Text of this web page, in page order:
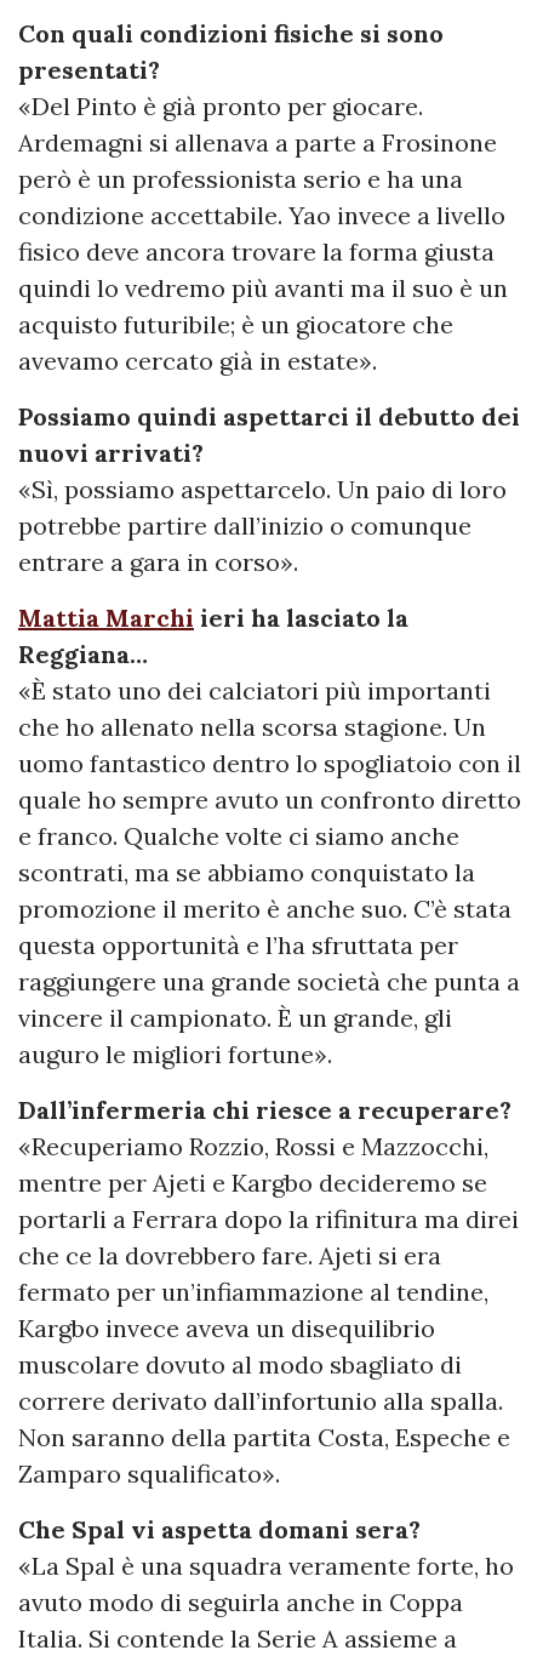
Con quali condizioni fisiche si sono
presentati?
«Del Pinto è già pronto per giocare.
Ardemagni si allenava a parte a Frosinone
però è un professionista serio e ha una
condizione accettabile. Yao invece a livello
fisico deve ancora trovare la forma giusta
quindi lo vedremo più avanti ma il suo è un
acquisto futuribile; è un giocatore che
avevamo cercato già in estate».
Possiamo quindi aspettarci il debutto dei
nuovi arrivati?
«Sì, possiamo aspettarcelo. Un paio di loro
potrebbe partire dall’inizio o comunque
entrare a gara in corso».
Mattia Marchi ieri ha lasciato la
Reggiana…
«È stato uno dei calciatori più importanti
che ho allenato nella scorsa stagione. Un
uomo fantastico dentro lo spogliatoio con il
quale ho sempre avuto un confronto diretto
e franco. Qualche volte ci siamo anche
scontrati, ma se abbiamo conquistato la
promozione il merito è anche suo. C’è stata
questa opportunità e l’ha sfruttata per
raggiungere una grande società che punta a
vincere il campionato. È un grande, gli
auguro le migliori fortune».
Dall’infermeria chi riesce a recuperare?
«Recuperiamo Rozzio, Rossi e Mazzocchi,
mentre per Ajeti e Kargbo decideremo se
portarli a Ferrara dopo la rifinitura ma direi
che ce la dovrebbero fare. Ajeti si era
fermato per un’infiammazione al tendine,
Kargbo invece aveva un disequilibrio
muscolare dovuto al modo sbagliato di
correre derivato dall’infortunio alla spalla.
Non saranno della partita Costa, Espeche e
Zamparo squalificato».
Che Spal vi aspetta domani sera?
«La Spal è una squadra veramente forte, ho
avuto modo di seguirla anche in Coppa
Italia. Si contende la Serie A assieme a